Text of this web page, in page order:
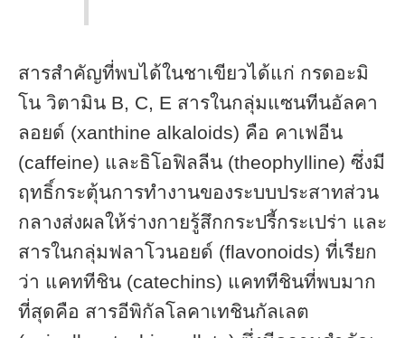
สารสำคัญที่พบได้ในชาเขียวได้แก่ กรดอะมิ
โน วิตามิน B, C, E สารในกลุ่มแซนทีนอัลคา
ลอยด์ (xanthine alkaloids) คือ คาเฟอีน
(caffeine) และธิโอฟิลลีน (theophylline) ซึ่งมี
ฤทธิ์กระตุ้นการทำงานของระบบประสาทส่วน
กลางส่งผลให้ร่างกายรู้สึกกระปรี้กระเปร่า และ
สารในกลุ่มฟลาโวนอยด์ (flavonoids) ที่เรียก
ว่า แคททีชิน (catechins) แคททีชินที่พบมาก
ที่สุดคือ สารอีพิกัลโลคาเทชินกัลเลต